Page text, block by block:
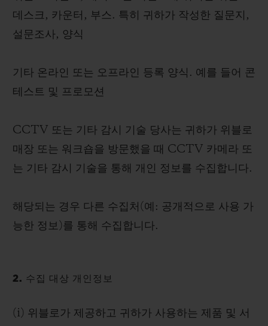
데스크, 카운터, 부스. 특히 귀하가 작성한 질문지,
설문조사, 양식
기타 온라인 또는 오프라인 등록 양식. 예를 들어 콘
테스트 및 프로모션
CCTV 또는 기타 감시 기술 당사는 귀하가 위블로
매장 또는 워크숍을 방문했을 때 CCTV 카메라 또
는 기타 감시 기술을 통해 개인 정보를 수집합니다.
해당되는 경우 다른 수집처(예: 공개적으로 사용 가
능한 정보)를 통해 수집합니다.
2. 수집 대상 개인정보
(i) 위블로가 제공하고 귀하가 사용하는 제품 및 서